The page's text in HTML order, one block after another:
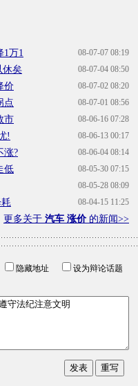
08-07-07 08:19
1万1
08-07-04 08:50
休矣
08-07-02 08:20
价
08-07-01 08:56
点
08-06-16 07:28
市
08-06-13 00:17
!
08-06-04 08:14
涨?
08-05-30 07:15
低
08-05-28 08:09
08-04-15 11:25
更多关于 汽车 涨价的新闻>>
隐藏地址
设为辩论话题